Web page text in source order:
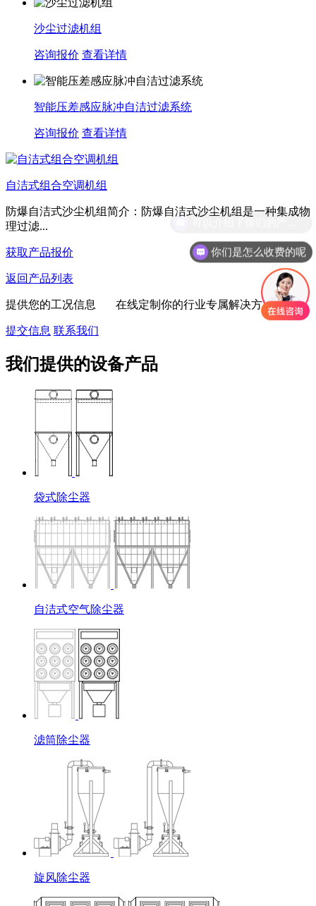
沙尘过滤机组
咨询报价 查看详情
智能压差感应脉冲自洁过滤系统
咨询报价 查看详情
自洁式组合空调机组
防爆自洁式沙尘机组简介：防爆自洁式沙尘机组是一种集成物
理过滤...
获取产品报价
返回产品列表
提供您的工况信息 在线定制你的行业专属解决方案
提交信息 联系我们
我们提供的设备产品
袋式除尘器
自洁式空气除尘器
滤筒除尘器
旋风除尘器
可以介绍下你们的产品么
你们是怎么收费的呢